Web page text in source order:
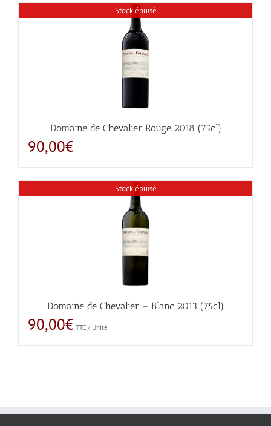
Stock épuisé
Domaine de Chevalier Rouge 2018 (75cl)
90,00€
Stock épuisé
Domaine de Chevalier – Blanc 2013 (75cl)
90,00€ TTC / Unité